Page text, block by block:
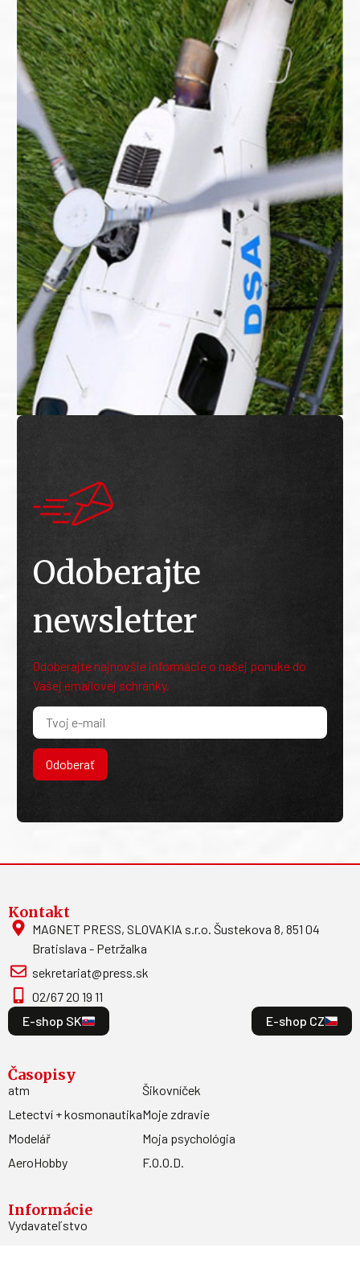
Odoberajte
newsletter
Odoberajte najnovšie informácie o našej ponuke do
Vašej emailovej schránky.
Odoberať
Kontakt
MAGNET PRESS, SLOVAKIA s.r.o. Šustekova 8, 851 04
Bratislava - Petržalka
sekretariat@press.sk
02/67 20 19 11
E-shop SK
E-shop CZ
Časopisy
atm
Letectví + kosmonautika
Modelář
AeroHobby
Šikovníček
Moje zdravie
Moja psychológia
F.O.O.D.
Informácie
Vydavateľstvo